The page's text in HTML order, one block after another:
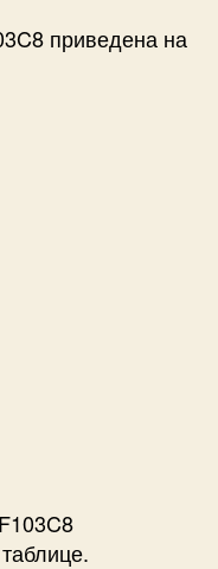
приведена на